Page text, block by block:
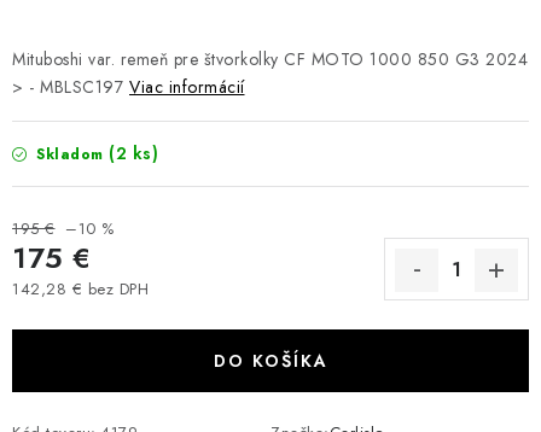
PRILBY LS2
ŠTVORKOLKY
VÝPREDAJ
AKCIA
INÉ PRÍSLUŠENSTVO
Mituboshi var. remeň pre štvorkolky CF MOTO 1000 850 G3 2024
> - MBLSC197 Viac informácií
Skladom (2 ks)
195 € –10 %
175 €
142,28 € bez DPH
DO KOŠÍKA